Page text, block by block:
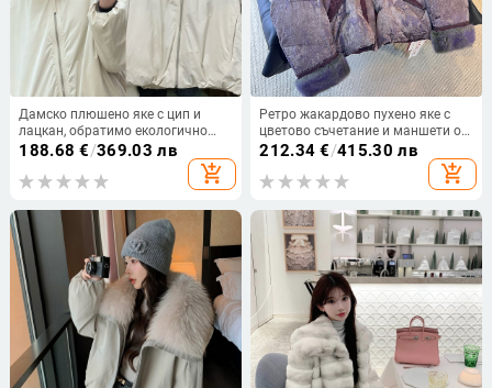
Дамско плюшено яке с цип и
лацкан, обратимо екологично
изкуствена козина, дебело зимно
188.68 €/369.03 лв
add_shopping_cart
Ретро жакардово пухено яке с
цветово съчетание и маншети от
норков мех, висок клас, зима
212.34 €/415.30 лв
add_shopping_cart